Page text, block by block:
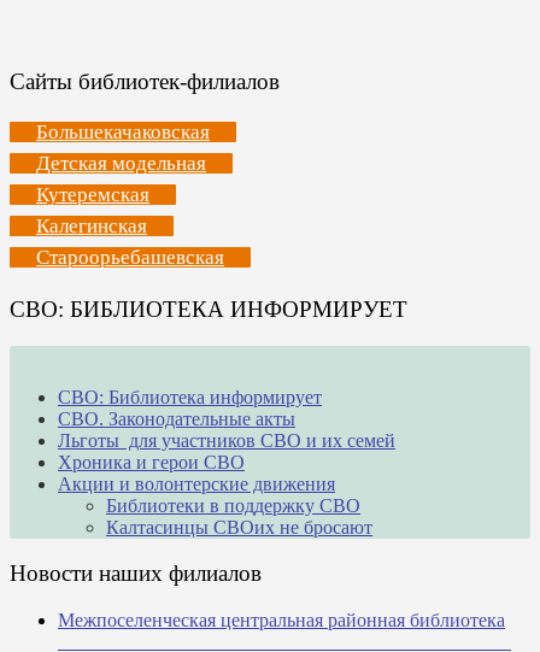
Сайты библиотек-филиалов
Большекачаковская
Детская модельная
Кутеремская
Калегинская
Староорьебашевская
СВО: БИБЛИОТЕКА ИНФОРМИРУЕТ
СВО: Библиотека информирует
СВО. Законодательные акты
Льготы для участников СВО и их семей
Хроника и герои СВО
Акции и волонтерские движения
Библиотеки в поддержку СВО
Калтасинцы СВОих не бросают
Новости наших филиалов
Межпоселенческая центральная районная библиотека